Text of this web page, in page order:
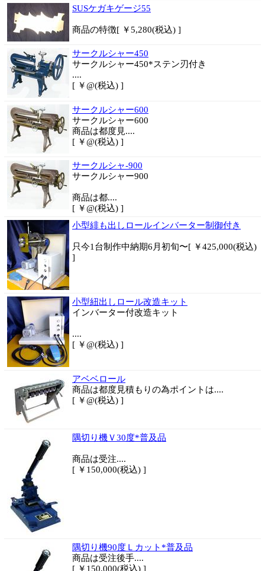
SUSケガキゲージ55
商品の特徴[ ￥5,280(税込) ]
サークルシャー450
サークルシャー450*ステン刃付き
....
[ ￥@(税込) ]
サークルシャー600
サークルシャー600
商品は都度見....
[ ￥@(税込) ]
サークルシャ-900
サークルシャー900
商品は都....
[ ￥@(税込) ]
小型緋も出しロールインバーター制御付き
只今1台制作中納期6月初旬〜[ ￥425,000(税込)
]
小型紐出しロール改造キット
インバーター付改造キット
....
[ ￥@(税込) ]
アベベロール
商品は都度見積もりの為ポイントは....
[ ￥@(税込) ]
隅切り機Ｖ30度*普及品
商品は受注....
[ ￥150,000(税込) ]
隅切り機90度Ｌカット*普及品
商品は受注後手....
[ ￥150,000(税込) ]